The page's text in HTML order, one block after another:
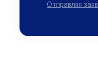
Отправляя